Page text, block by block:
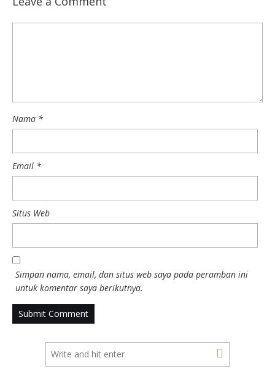
Nama *
Email *
Situs Web
Simpan nama, email, dan situs web saya pada peramban ini
untuk komentar saya berikutnya.